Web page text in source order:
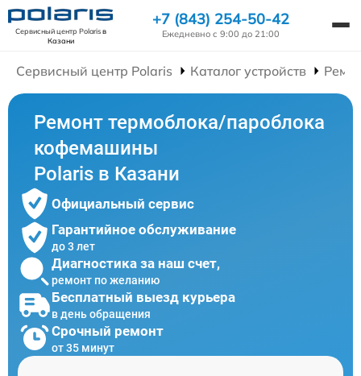
Сервисный центр Polarisв
Казани
+7 (843) 254-50-42
Ежедневно с 9:00 до 21:00
Сервисный центр Polaris Каталог устройств
Ремонт термоблока/пароблока
кофемашины
Polaris в Казани
Официальный сервис
Гарантийное обслуживание
до 3 лет
Диагностика за наш счет,
ремонт по желанию
Бесплатный выезд курьера
в день обращения
Срочный ремонт
от 35 минут